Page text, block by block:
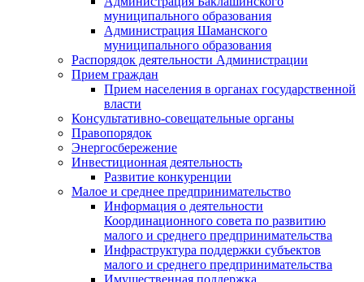
муниципального образования
Администрация Шаманского
муниципального образования
Распорядок деятельности Администрации
Прием граждан
Прием населения в органах государственной
власти
Консультативно-совещательные органы
Правопорядок
Энергосбережение
Инвестиционная деятельность
Развитие конкуренции
Малое и среднее предпринимательство
Информация о деятельности
Координационного совета по развитию
малого и среднего предпринимательства
Инфраструктура поддержки субъектов
малого и среднего предпринимательства
Имущественная поддержка